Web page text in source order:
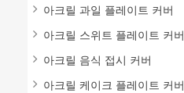
아크릴 과일 플레이트 커버
아크릴 스위트 플레이트 커버
아크릴 음식 접시 커버
아크릴 케이크 플레이트 커버